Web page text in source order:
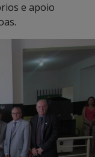
e apoio